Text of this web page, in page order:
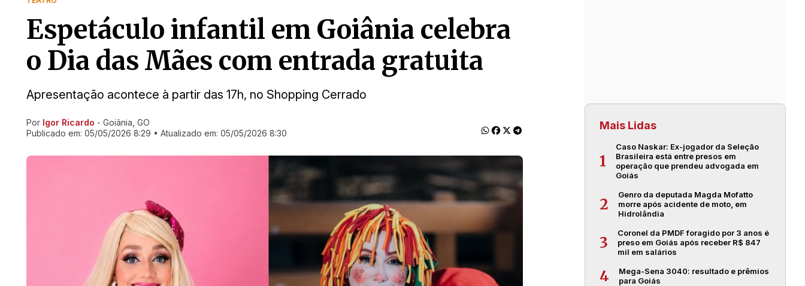
Espetáculo infantil em Goiânia celebra
o Dia das Mães com entrada gratuita
Apresentação acontece à partir das 17h, no Shopping Cerrado
Ir direto pra matéria
Por Igor Ricardo - Goiânia, GO
Publicado em: 05/05/2026 8:29 • Atualizado em: 05/05/2026 8:30
Mais Lidas
1
Caso Naskar: Ex-jogador da Seleção
Brasileira está entre presos em
operação que prendeu advogada em
Goiás
2
Genro da deputada Magda Mofatto
morre após acidente de moto, em
Hidrolândia
3
Coronel da PMDF foragido por 3 anos é
preso em Goiás após receber R$ 847
mil em salários
4
Mega-Sena 3040: resultado e prêmios
para Goiás